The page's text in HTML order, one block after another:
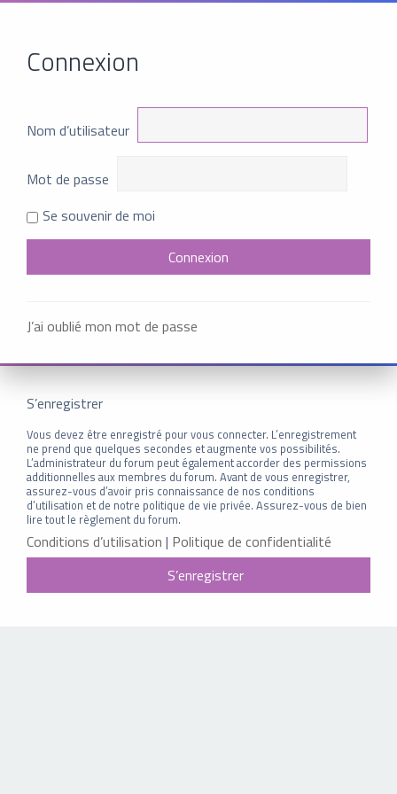
Connexion
Nom d’utilisateur
Mot de passe
Se souvenir de moi
J’ai oublié mon mot de passe
S’enregistrer
Vous devez être enregistré pour vous connecter. L’enregistrement
ne prend que quelques secondes et augmente vos possibilités.
L’administrateur du forum peut également accorder des permissions
additionnelles aux membres du forum. Avant de vous enregistrer,
assurez-vous d’avoir pris connaissance de nos conditions
d’utilisation et de notre politique de vie privée. Assurez-vous de bien
lire tout le règlement du forum.
Conditions d’utilisation | Politique de confidentialité
S’enregistrer